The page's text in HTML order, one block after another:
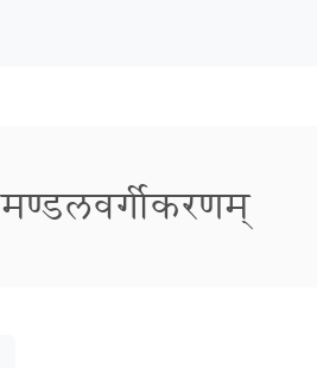
मण्डलवर्गीकरणम्